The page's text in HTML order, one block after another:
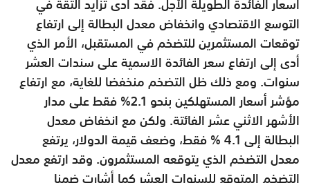
التوسع الاقتصادي وانخفاض معدل البطالة إلى ارتفاع
توقعات المستثمرين للتضخم في المستقبل، الأمر الذي
أدى إلى ارتفاع سعر الفائدة الاسمية على سندات العشر
سنوات. ومع ذلك ظل التضخم منخفضا للغاية، مع ارتفاع
مؤشر أسعار المستهلكين بنحو 2.1% فقط على مدار
الأشهر الاثني عشر الفائتة. ولكن مع انخفاض معدل
البطالة إلى 4.1 % فقط، وضعف قيمة الدولار، يرتفع
معدل التضخم الذي يتوقعه المستثمرون. وقد ارتفع معدل
التضخم المتوقع للسنوات العشر كما أشارت ضمنا